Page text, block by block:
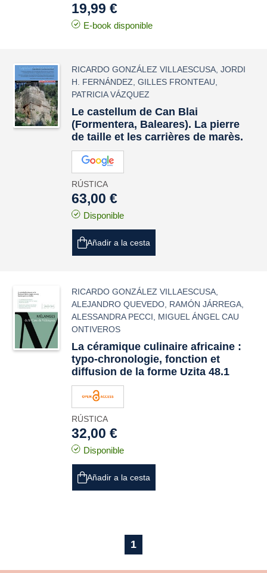
19,99 €
E-book disponible
RICARDO GONZÁLEZ VILLAESCUSA ,JORDI
H. FERNÁNDEZ ,GILLES FRONTEAU
PATRICIA VÁZQUEZ
Lecastellum de Can Blai
(Formentera, Baleares). La pierre
de taille et les carrières de marès.
RÚSTICA
63,00 €
Disponible
Añadir a la cesta
RICARDO GONZÁLEZ VILLAESCUSA
ALEJANDRO QUEVEDO RAMÓN JÁRREGA
ALESSANDRA PECCI
MIGUEL ÁNGEL CAU
ONTIVEROS
La céramique culinaire africaine :
typo-chronologie, fonction et
diffusion de la forme Uzita 48.1
RÚSTICA
32,00 €
Disponible
Añadir a la cesta
1